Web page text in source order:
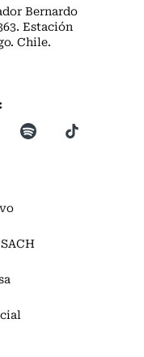
Bernardo
Estación
Chile.